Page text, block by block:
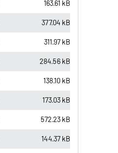
163.61 kB
377.04 kB
311.97 kB
284.56 kB
138.10 kB
173.03 kB
572.23 kB
144.37 kB